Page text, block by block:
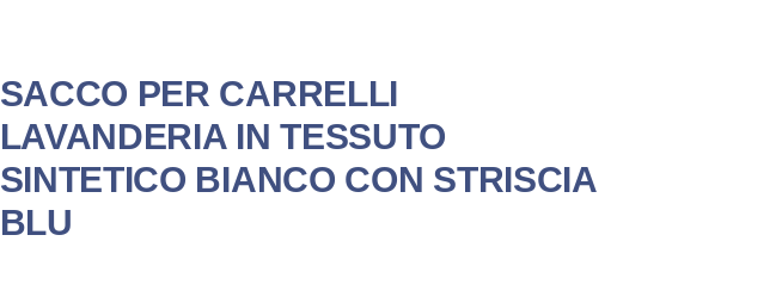
SACCO PER CARRELLI
LAVANDERIA IN TESSUTO
SINTETICO BIANCO CON STRISCIA
BLU